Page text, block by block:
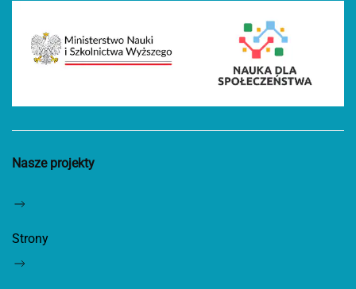
Nasze projekty
Strony